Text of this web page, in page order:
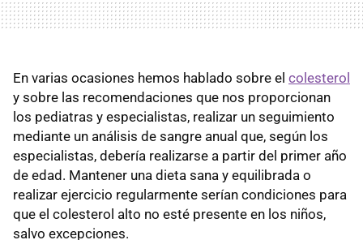
En varias ocasiones hemos hablado sobre el colesterol
y sobre las recomendaciones que nos proporcionan
los pediatras y especialistas, realizar un seguimiento
mediante un análisis de sangre anual que, según los
especialistas, debería realizarse a partir del primer año
de edad. Mantener una dieta sana y equilibrada o
realizar ejercicio regularmente serían condiciones para
que el colesterol alto no esté presente en los niños,
salvo excepciones.